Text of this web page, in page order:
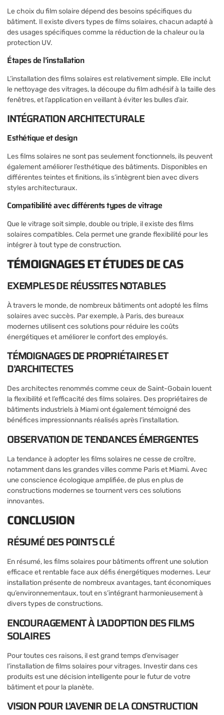
Le choix du film solaire dépend des besoins spécifiques du
bâtiment. Il existe divers types de films solaires, chacun adapté à
des usages spécifiques comme la réduction de la chaleur ou la
protection UV.
Étapes de l’installation
L’installation des films solaires est relativement simple. Elle inclut
le nettoyage des vitrages, la découpe du film adhésif à la taille des
fenêtres, et l’application en veillant à éviter les bulles d’air.
INTÉGRATION ARCHITECTURALE
Esthétique et design
Les films solaires ne sont pas seulement fonctionnels, ils peuvent
également améliorer l’esthétique des bâtiments. Disponibles en
différentes teintes et finitions, ils s’intègrent bien avec divers
styles architecturaux.
Compatibilité avec différents types de vitrage
Que le vitrage soit simple, double ou triple, il existe des films
solaires compatibles. Cela permet une grande flexibilité pour les
intégrer à tout type de construction.
TÉMOIGNAGES ET ÉTUDES DE CAS
EXEMPLES DE RÉUSSITES NOTABLES
À travers le monde, de nombreux bâtiments ont adopté les films
solaires avec succès. Par exemple, à Paris, des bureaux
modernes utilisent ces solutions pour réduire les coûts
énergétiques et améliorer le confort des employés.
TÉMOIGNAGES DE PROPRIÉTAIRES ET
D’ARCHITECTES
Des architectes renommés comme ceux de Saint-Gobain louent
la flexibilité et l’efficacité des films solaires. Des propriétaires de
bâtiments industriels à Miami ont également témoigné des
bénéfices impressionnants réalisés après l’installation.
OBSERVATION DE TENDANCES ÉMERGENTES
La tendance à adopter les films solaires ne cesse de croître,
notamment dans les grandes villes comme Paris et Miami. Avec
une conscience écologique amplifiée, de plus en plus de
constructions modernes se tournent vers ces solutions
innovantes.
CONCLUSION
RÉSUMÉ DES POINTS CLÉ
En résumé, les films solaires pour bâtiments offrent une solution
efficace et rentable face aux défis énergétiques modernes. Leur
installation présente de nombreux avantages, tant économiques
qu’environnementaux, tout en s’intégrant harmonieusement à
divers types de constructions.
ENCOURAGEMENT À L’ADOPTION DES FILMS
SOLAIRES
Pour toutes ces raisons, il est grand temps d’envisager
l’installation de films solaires pour vitrages. Investir dans ces
produits est une décision intelligente pour le futur de votre
bâtiment et pour la planète.
VISION POUR L’AVENIR DE LA CONSTRUCTION